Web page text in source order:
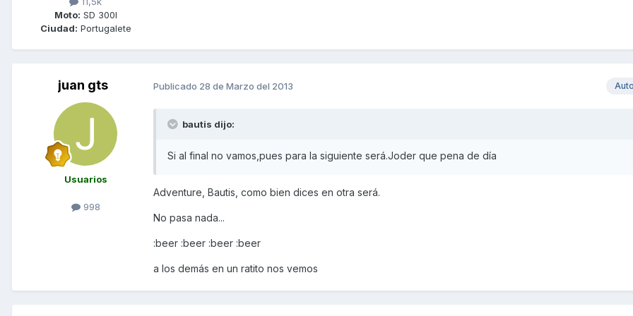
Moto: SD 300I
Ciudad: Portugalete
juan gts
Usuarios
998
Publicado 28 de Marzo del 2013
bautis dijo:
Si al final no vamos,pues para la siguiente será.Joder que pena de día
Adventure, Bautis, como bien dices en otra será.
No pasa nada...
:beer :beer :beer :beer
a los demás en un ratito nos vemos